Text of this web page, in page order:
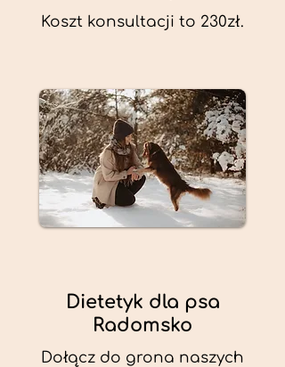
Koszt konsultacji to 230zł.
Dietetyk dla psa
Radomsko
Dołącz do grona naszych